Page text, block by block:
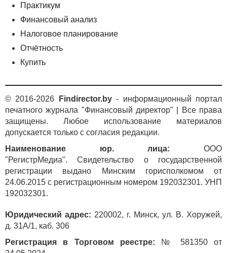
Практикум
Финансовый анализ
Налоговое планирование
Отчётность
Купить
© 2016-2026 Findirector.by- информационный портал
печатного журнала "Финансовый директор" | Все права
защищены. Любое использование материалов
допускается только с согласия редакции.
Наименование юр. лица: ООО
"РегистрМедиа". Свидетельство о государственной
регистрации выдано Минским горисполкомом от
24.06.2015 с регистрационным номером 192032301. УНП
192032301.
Юридический адрес: 220002, г. Минск, ул. В. Хоружей,
д. 31А/1, каб. 306
Регистрация в Торговом реестре: № 581350 от